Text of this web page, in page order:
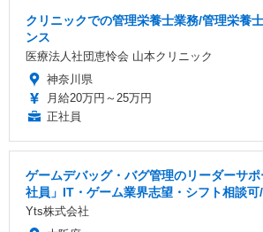
クリニックでの管理栄養士業務/管理栄養
ンス
医療法人社団恵怜会 山本クリニック
神奈川県
月給20万円～25万円
正社員
ゲームデバッグ・バグ管理のリーダーサ
社員」IT・ゲーム業界志望・シフト相談
Yts株式会社